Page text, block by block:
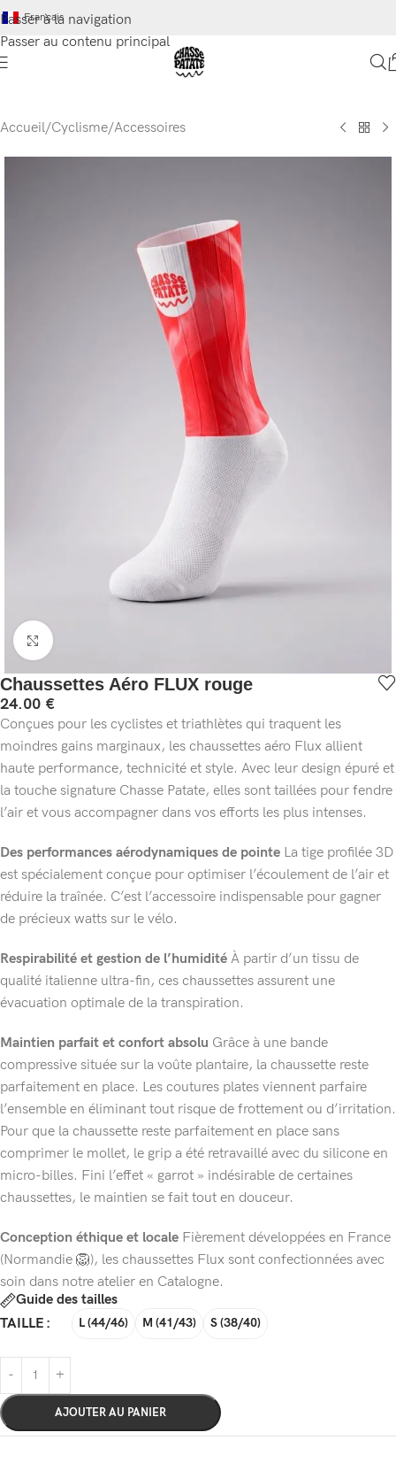
Passer à la navigation
Passer au contenu principal
Français
Accueil/Cyclisme/Accessoires
Cliquez pour agrandir
Chaussettes Aéro FLUX rouge
24.00 €
Conçues pour les cyclistes et triathlètes qui traquent les
moindres gains marginaux, les chaussettes aéro Flux allient
haute performance, technicité et style. Avec leur design épuré et
la touche signature Chasse Patate, elles sont taillées pour fendre
l’air et vous accompagner dans vos efforts les plus intenses.
Des performances aérodynamiques de pointe La tige profilée 3D
est spécialement conçue pour optimiser l’écoulement de l’air et
réduire la traînée. C’est l’accessoire indispensable pour gagner
de précieux watts sur le vélo.
Respirabilité et gestion de l’humidité À partir d’un tissu de
qualité italienne ultra-fin, ces chaussettes assurent une
évacuation optimale de la transpiration.
Maintien parfait et confort absolu Grâce à une bande
compressive située sur la voûte plantaire, la chaussette reste
parfaitement en place. Les coutures plates viennent parfaire
l’ensemble en éliminant tout risque de frottement ou d’irritation.
Pour que la chaussette reste parfaitement en place sans
comprimer le mollet, le grip a été retravaillé avec du silicone en
micro-billes. Fini l’effet « garrot » indésirable de certaines
chaussettes, le maintien se fait tout en douceur.
Conception éthique et locale Fièrement développées en France
(Normandie 🦁), les chaussettes Flux sont confectionnées avec
soin dans notre atelier en Catalogne.
Guide des tailles
TAILLE
L (44/46) M (41/43) S (38/40)
AJOUTER AU PANIER